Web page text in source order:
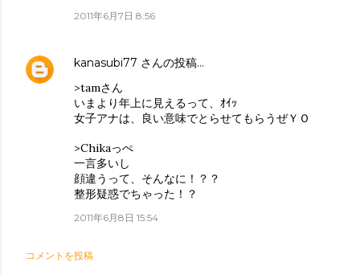
2011年6月7日 8:56
kanasubi77 さんの投稿…
>tamさん
いまより年上に見えるって、ｵｲｯ
女子アナは、良い意味でとらせてもらうぜＹＯ
>Chikaっぺ
一言多いし
顔違うって、そんなに！？？
整形疑惑でちゃった！？
2011年6月8日 15:54
コメントを投稿